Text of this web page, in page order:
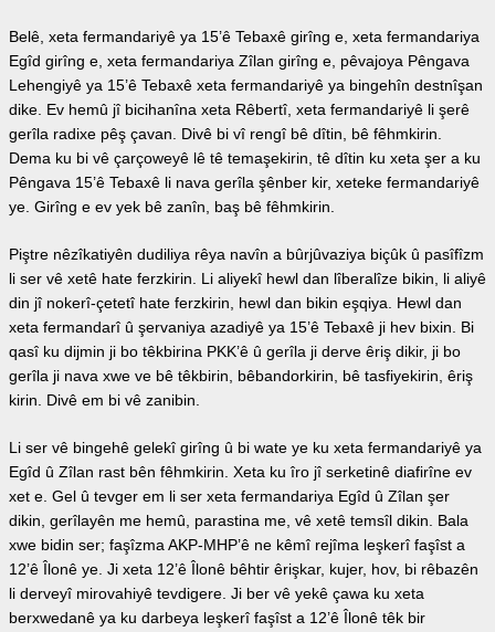
Belê, xeta fermandariyê ya 15’ê Tebaxê girîng e, xeta fermandariya
Egîd girîng e, xeta fermandariya Zîlan girîng e, pêvajoya Pêngava
Lehengiyê ya 15’ê Tebaxê xeta fermandariyê ya bingehîn destnîşan
dike. Ev hemû jî bicihanîna xeta Rêbertî, xeta fermandariyê li şerê
gerîla radixe pêş çavan. Divê bi vî rengî bê dîtin, bê fêhmkirin.
Dema ku bi vê çarçoweyê lê tê temaşekirin, tê dîtin ku xeta şer a ku
Pêngava 15’ê Tebaxê li nava gerîla şênber kir, xeteke fermandariyê
ye. Girîng e ev yek bê zanîn, baş bê fêhmkirin.
Piştre nêzîkatiyên dudiliya rêya navîn a bûrjûvaziya biçûk û pasîfîzm
li ser vê xetê hate ferzkirin. Li aliyekî hewl dan lîberalîze bikin, li aliyê
din jî nokerî-çetetî hate ferzkirin, hewl dan bikin eşqiya. Hewl dan
xeta fermandarî û şervaniya azadiyê ya 15’ê Tebaxê ji hev bixin. Bi
qasî ku dijmin ji bo têkbirina PKK’ê û gerîla ji derve êriş dikir, ji bo
gerîla ji nava xwe ve bê têkbirin, bêbandorkirin, bê tasfiyekirin, êriş
kirin. Divê em bi vê zanibin.
Li ser vê bingehê gelekî girîng û bi wate ye ku xeta fermandariyê ya
Egîd û Zîlan rast bên fêhmkirin. Xeta ku îro jî serketinê diafirîne ev
xet e. Gel û tevger em li ser xeta fermandariya Egîd û Zîlan şer
dikin, gerîlayên me hemû, parastina me, vê xetê temsîl dikin. Bala
xwe bidin ser; faşîzma AKP-MHP’ê ne kêmî rejîma leşkerî faşîst a
12’ê Îlonê ye. Ji xeta 12’ê Îlonê bêhtir êrişkar, kujer, hov, bi rêbazên
li derveyî mirovahiyê tevdigere. Ji ber vê yekê çawa ku xeta
berxwedanê ya ku darbeya leşkerî faşîst a 12’ê Îlonê têk bir